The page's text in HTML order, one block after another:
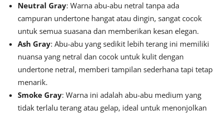
Neutral Gray: Warna abu-abu netral tanpa ada
campuran undertone hangat atau dingin, sangat cocok
untuk semua suasana dan memberikan kesan elegan.
Ash Gray: Abu-abu yang sedikit lebih terang ini memiliki
nuansa yang netral dan cocok untuk kulit dengan
undertone netral, memberi tampilan sederhana tapi tetap
menarik.
Smoke Gray: Warna ini adalah abu-abu medium yang
tidak terlalu terang atau gelap, ideal untuk menonjolkan